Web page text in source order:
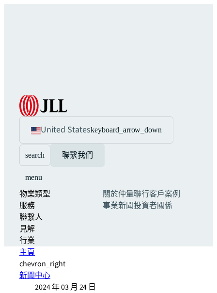
United Stateskeyboard_arrow_down
search 聯繫我們
menu
物業類型
服務
聯繫人
見解
行業
關於仲量聯行客戶案例
事業新聞投資者關係
主頁
chevron_right
新聞中心
2024 年 03 月 24 日